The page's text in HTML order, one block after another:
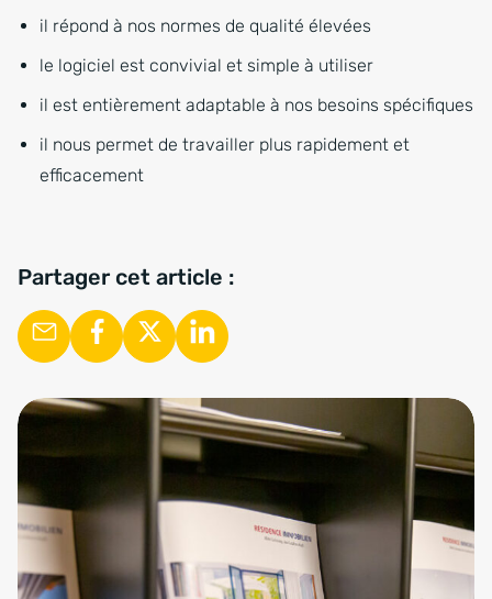
il répond à nos normes de qualité élevées
le logiciel est convivial et simple à utiliser
il est entièrement adaptable à nos besoins spécifiques
il nous permet de travailler plus rapidement et
efficacement
Partager cet article :